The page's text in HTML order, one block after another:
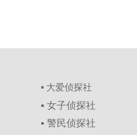
▪ 大爱侦探社
▪ 女子侦探社
▪ 警民侦探社